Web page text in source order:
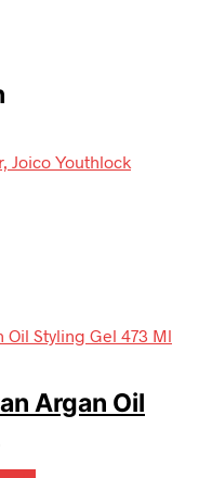
Joico Youthlock
Argan Oil